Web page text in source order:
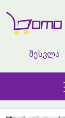
შესვლა